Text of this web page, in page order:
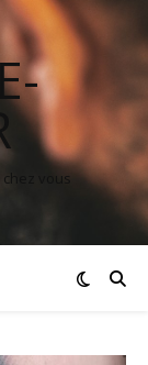
vous